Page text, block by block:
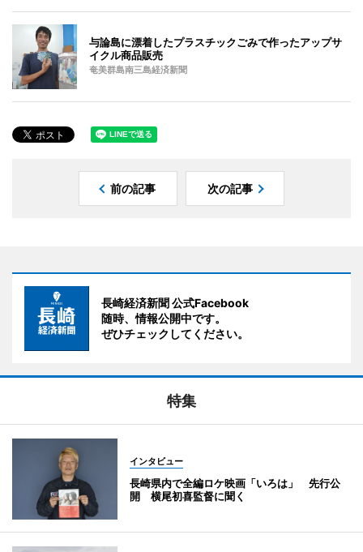
与論島に漂着したプラスチックごみで作ったアップサ
イクル商品販売
奄美群島南三島経済新聞
前の記事 次の記事
長崎経済新聞 公式Facebook
随時、情報公開中です。
ぜひチェックしてください。
特集
インタビュー
長崎県内で全編ロケ映画「いろは」 先行公
開 横尾初喜監督に聞く